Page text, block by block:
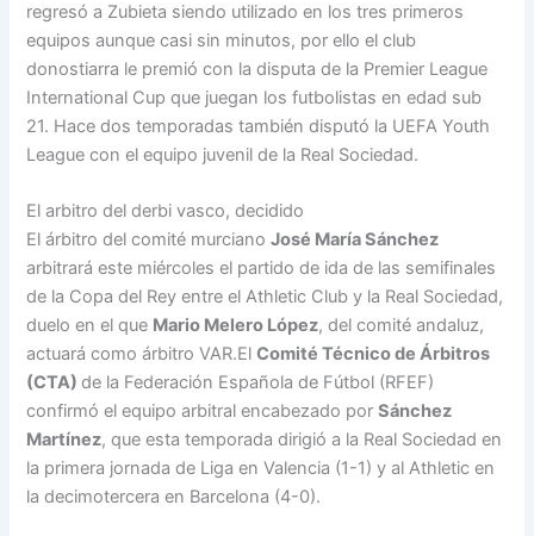
regresó a Zubieta siendo utilizado en los tres primeros
equipos aunque casi sin minutos, por ello el club
donostiarra le premió con la disputa de la Premier League
International Cup que juegan los futbolistas en edad sub
21. Hace dos temporadas también disputó la UEFA Youth
League con el equipo juvenil de la Real Sociedad.
El arbitro del derbi vasco, decidido
El árbitro del comité murcianoJosé María Sánchez
arbitrará este miércoles el partido de ida de las semifinales
de la Copa del Rey entre el Athletic Club y la Real Sociedad,
duelo en el que Mario Melero López, del comité andaluz,
actuará como árbitro VAR.ElComité Técnico de Árbitros
(CTA)de la Federación Española de Fútbol (RFEF)
confirmó el equipo arbitral encabezado porSánchez
Martínez, que esta temporada dirigió a la Real Sociedad en
la primera jornada de Liga en Valencia (1-1) y al Athletic en
la decimotercera en Barcelona (4-0).